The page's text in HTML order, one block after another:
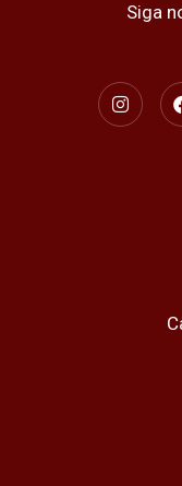
Siga
I
n
s